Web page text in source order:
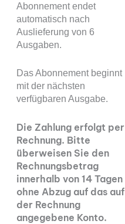
Abonnement endet
automatisch nach
Auslieferung von 6
Ausgaben.
Das Abonnement beginnt
mit der nächsten
verfügbaren Ausgabe.
Die Zahlung erfolgt per
Rechnung. Bitte
überweisen Sie den
Rechnungsbetrag
innerhalb von 14 Tagen
ohne Abzug auf das auf
der Rechnung
angegebene Konto.